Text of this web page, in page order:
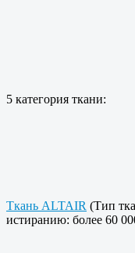
5 категория ткани:
Ткань ALTAIR (Тип
истиранию: более 60